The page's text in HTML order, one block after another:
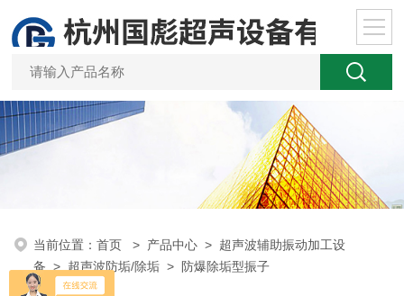
当前位置：首页 > 产品中心 > 超声波辅助振动加工设
备 > 超声波防垢/除垢 > 防爆除垢型振子